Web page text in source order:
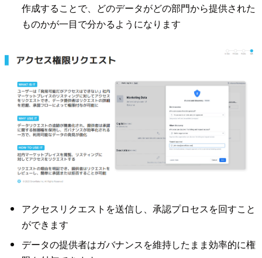
作成することで、どのデータがどの部門から提供された
ものかが一目で分かるようになります
アクセスリクエストを送信し、承認プロセスを回すこと
ができます
データの提供者はガバナンスを維持したまま効率的に権